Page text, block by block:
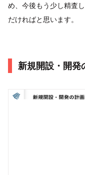
め、今後もう少し精査
だければと思います。
新規開設・開発